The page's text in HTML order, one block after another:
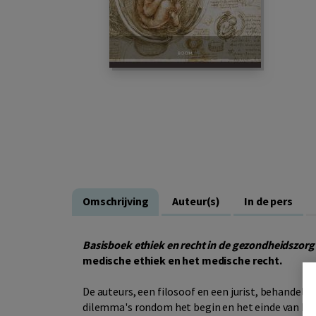
Omschrijving Auteur(s) In de pers
Basisboek ethiek en recht in de gezondheidszorg
medische ethiek en het medische recht.
De auteurs, een filosoof en een jurist,
dilemma's rondom het begin en het einde van